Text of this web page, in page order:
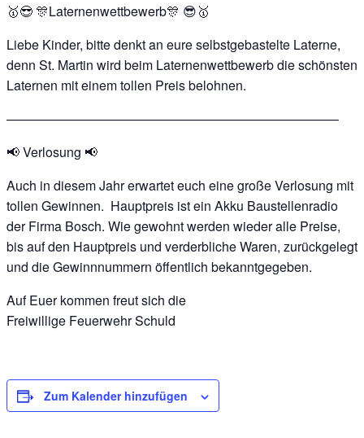
🥇😎 🎊Laternenwettbewerb🎊 😎🥇
Liebe Kinder, bitte denkt an eure selbstgebastelte Laterne,
denn St. Martin wird beim Laternenwettbewerb die schönsten
Laternen mit einem tollen Preis belohnen.
—————————————————————————–
📢Verlosung 📢
Auch in diesem Jahr erwartet euch eine große Verlosung mit
tollen Gewinnen. Hauptpreis ist ein Akku Baustellenradio
der Firma Bosch. Wie gewohnt werden wieder alle Preise,
bis auf den Hauptpreis und verderbliche Waren, zurückgelegt
und die Gewinnnummern öffentlich bekanntgegeben.
Auf Euer kommen freut sich die
Freiwillige Feuerwehr Schuld
Zum Kalender hinzufügen